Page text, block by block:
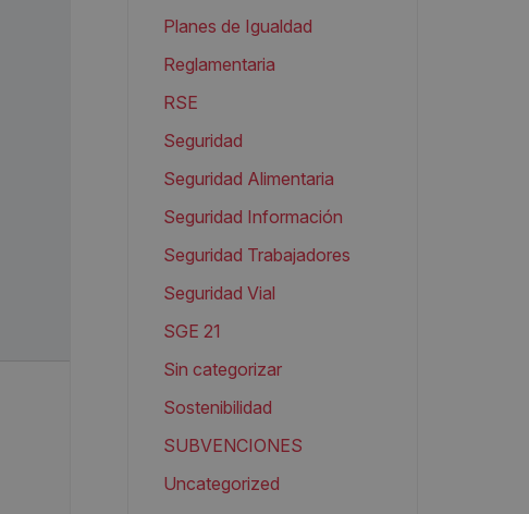
Planes de Igualdad
Reglamentaria
RSE
Seguridad
Seguridad Alimentaria
Seguridad Información
Seguridad Trabajadores
Seguridad Vial
SGE 21
Sin categorizar
Sostenibilidad
SUBVENCIONES
Uncategorized